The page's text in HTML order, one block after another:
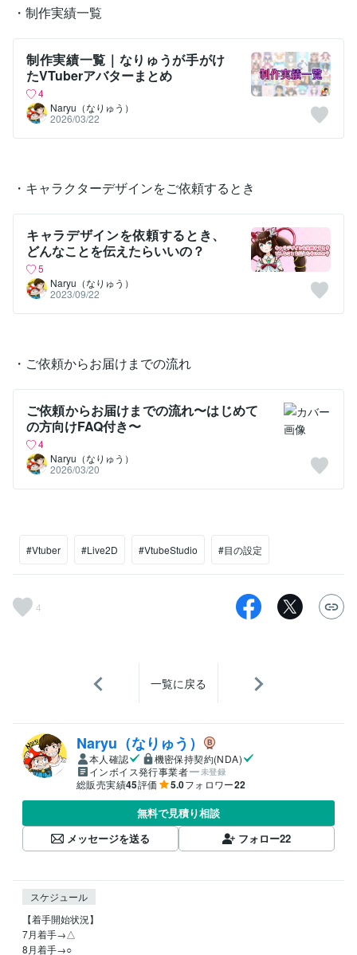
・制作実績一覧
制作実績一覧｜なりゅうが手がけ
たVTuberアバターまとめ
4
Naryu（なりゅう）
2026/03/22
・キャラクターデザインをご依頼するとき
キャラデザインを依頼するとき、
どんなことを伝えたらいいの？
5
Naryu（なりゅう）
2023/09/22
・ご依頼からお届けまでの流れ
ご依頼からお届けまでの流れ〜はじめて
の方向けFAQ付き〜
4
Naryu（なりゅう）
2026/03/20
#Vtuber #Live2D #VtubeStudio #目の設定
4
一覧に戻る
Naryu（なりゅう）
本人確認
機密保持契約(NDA)
インボイス発行事業者
未登録
総販売実績45評価 5.0フォロワー22
無料で見積り相談
メッセージを送る
フォロー22
スケジュール
【着手開始状況】
7月着手→△
8月着手→○